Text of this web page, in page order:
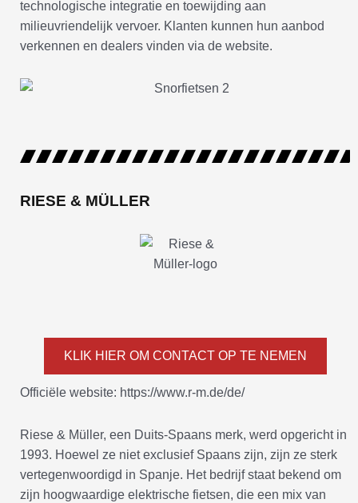
technologische integratie en toewijding aan
milieuvriendelijk vervoer. Klanten kunnen hun aanbod
verkennen en dealers vinden via de website.
RIESE & MÜLLER
KLIK HIER OM CONTACT OP TE NEMEN
Officiële website: https://www.r-m.de/de/
Riese & Müller, een Duits-Spaans merk, werd opgericht in
1993. Hoewel ze niet exclusief Spaans zijn, zijn ze sterk
vertegenwoordigd in Spanje. Het bedrijf staat bekend om
zijn hoogwaardige elektrische fietsen, die een mix van